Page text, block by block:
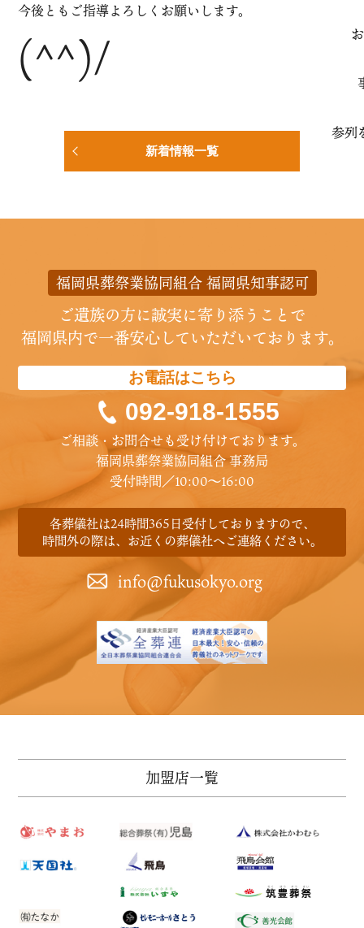
参列
今後ともご指導よろしくお願いします。
(^^)/
新着情報一覧
福岡県葬祭業協同組合 福岡県知事認可
ご遺族の方に誠実に寄り添うことで
福岡県内で一番安心していただいております。
お電話はこちら
092-918-1555
ご相談・お問合せも受け付けております。
福岡県葬祭業協同組合 事務局
受付時間／10:00〜16:00
各葬儀社は24時間365日受付しておりますので、
時間外の際は、お近くの葬儀社へご連絡ください。
info@fukusokyo.org
加盟店一覧